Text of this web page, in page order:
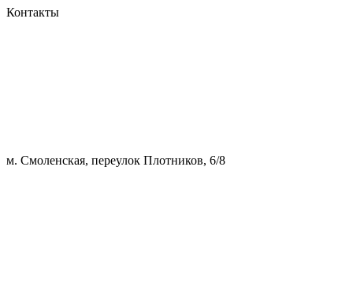
Контакты
м. Смоленская, переулок Плотников, 6/8